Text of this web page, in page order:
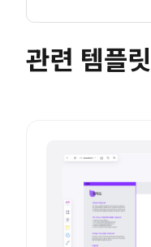
관련 템플릿